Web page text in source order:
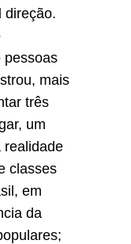
direção.
pessoas
mais
três
um
realidade
classes
em
da